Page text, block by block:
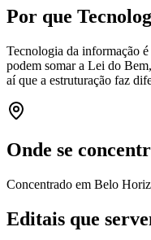
Por que
Tecnologia da informação
podem somar a Lei do
aí que a estruturação faz
Onde se
Concentrado em Belo
Editais que